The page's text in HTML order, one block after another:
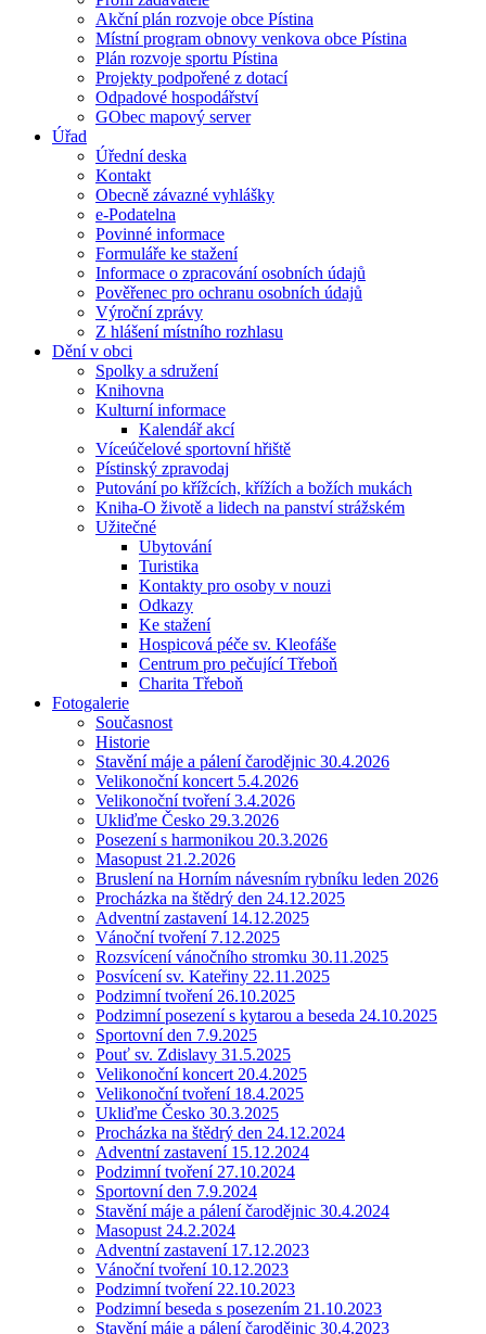
Akční plán rozvoje obce Pístina
Místní program obnovy venkova obce Pístina
Plán rozvoje sportu Pístina
Projekty podpořené z dotací
Odpadové hospodářství
GObec mapový server
Úřad
Úřední deska
Kontakt
Obecně závazné vyhlášky
e-Podatelna
Povinné informace
Formuláře ke stažení
Informace o zpracování osobních údajů
Pověřenec pro ochranu osobních údajů
Výroční zprávy
Z hlášení místního rozhlasu
Dění v obci
Spolky a sdružení
Knihovna
Kulturní informace
Kalendář akcí
Víceúčelové sportovní hřiště
Pístinský zpravodaj
Putování po křížcích, křížích a božích mukách
Kniha-O životě a lidech na panství strážském
Užitečné
Ubytování
Turistika
Kontakty pro osoby v nouzi
Odkazy
Ke stažení
Hospicová péče sv. Kleofáše
Centrum pro pečující Třeboň
Charita Třeboň
Fotogalerie
Současnost
Historie
Stavění máje a pálení čarodějnic 30.4.2026
Velikonoční koncert 5.4.2026
Velikonoční tvoření 3.4.2026
Ukliďme Česko 29.3.2026
Posezení s harmonikou 20.3.2026
Masopust 21.2.2026
Bruslení na Horním návesním rybníku leden 2026
Procházka na štědrý den 24.12.2025
Adventní zastavení 14.12.2025
Vánoční tvoření 7.12.2025
Rozsvícení vánočního stromku 30.11.2025
Posvícení sv. Kateřiny 22.11.2025
Podzimní tvoření 26.10.2025
Podzimní posezení s kytarou a beseda 24.10.2025
Sportovní den 7.9.2025
Pouť sv. Zdislavy 31.5.2025
Velikonoční koncert 20.4.2025
Velikonoční tvoření 18.4.2025
Ukliďme Česko 30.3.2025
Procházka na štědrý den 24.12.2024
Adventní zastavení 15.12.2024
Podzimní tvoření 27.10.2024
Sportovní den 7.9.2024
Stavění máje a pálení čarodějnic 30.4.2024
Masopust 24.2.2024
Adventní zastavení 17.12.2023
Vánoční tvoření 10.12.2023
Podzimní tvoření 22.10.2023
Podzimní beseda s posezením 21.10.2023
Stavění máje a pálení čarodějnic 30.4.2023